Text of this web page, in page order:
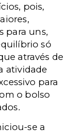
pois,
para uns,
só
através de
atividade
para
o bolso
se a